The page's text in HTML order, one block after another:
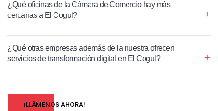
¿Qué oficinas de la Cámara de Comercio hay más
cercanas a El Cogul?
¿Qué otras empresas además de la nuestra ofrecen
servicios de transformación digital en El Cogul?
¡LLÁMENOS AHORA!